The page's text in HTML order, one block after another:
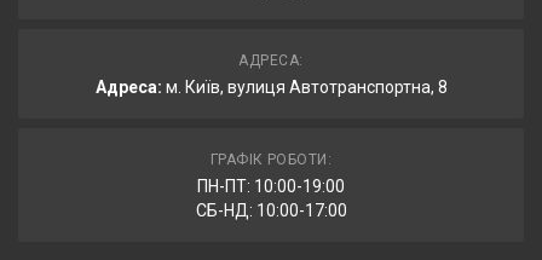
АДРЕСА:
Адреса: м. Київ, вулиця Автотранспортна, 8
ГРАФІК РОБОТИ:
ПН-ПТ: 10:00-19:00
СБ-НД: 10:00-17:00